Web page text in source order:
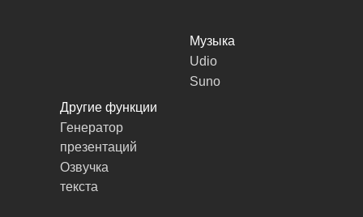
Музыка
Udio
Suno
Другие функции
Генератор
презентаций
Озвучка
текста